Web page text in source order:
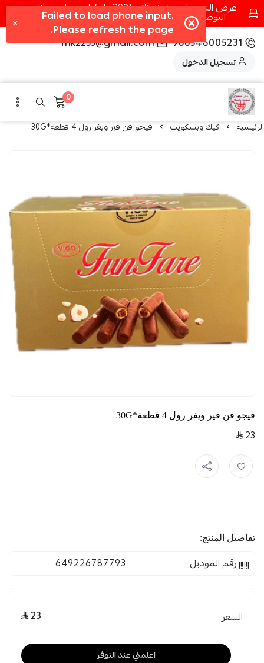
عرض التوصيل عند شرائك بـ{200ريال} التوصيل مجانا
التوصيل في مكه فقط كل اسبوع اصناف جديدة
966546005231
fhk2255@gmail.com
تسجيل الدخول
0
الرئيسية كيك وبسكويت فيجو فن فير ويفر رول 4 قطعة*30G
فيجو فن فير ويفر رول 4 قطعة*30G
23
تفاصيل المنتج:
رقم الموديل 649226787793
السعر 23
اعلمني عند التوفر